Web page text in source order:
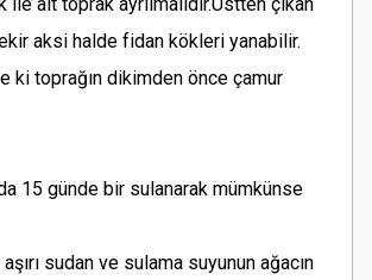
aksi halde fidan kökleri yanabilir.
ki toprağın dikimden önce çamur
15 günde bir sulanarak mümkünse
sudan ve sulama suyunun ağacın